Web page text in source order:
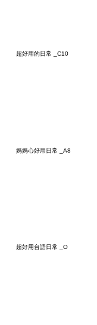
超好用的日常 _C10
媽媽心好用日常 _A8
超好用台語日常 _O